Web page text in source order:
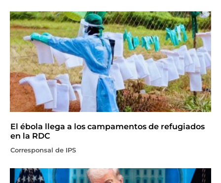
El ébola llega a los campamentos de refugiados
en la RDC
Corresponsal de IPS